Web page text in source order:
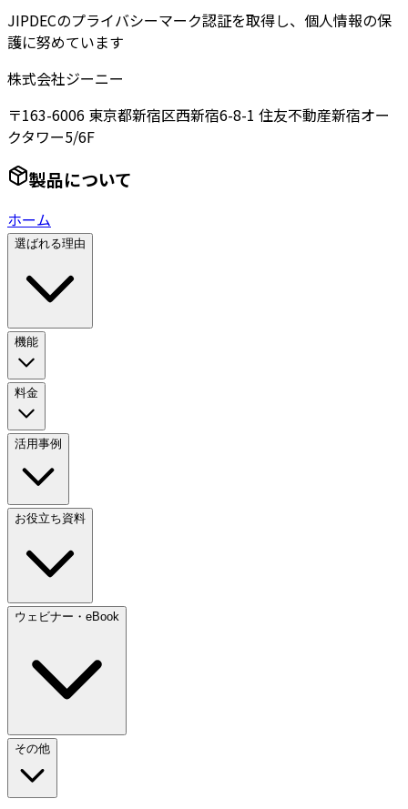
JIPDECのプライバシーマーク認証を取得し、個人情報の保
護に努めています
株式会社ジーニー
〒163-6006 東京都新宿区西新宿6-8-1 住友不動産新宿オー
クタワー5/6F
製品について
ホーム
選ばれる理由
機能
料金
活用事例
お役立ち資料
ウェビナー・eBook
その他